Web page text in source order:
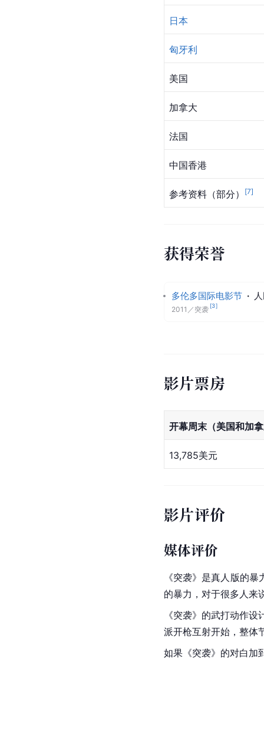
日本
匈牙利
美国
加拿大
法国
中国香港
参考资料（部分） [7]
获得荣誉
多伦多国际电影节 ·
2011 ／ 突袭 [3]
影片票房
开幕周末（美国和加
13,785美元
影片评价
媒体评价
《突袭》是真人版的
的暴力，对于很多人来
《突袭》的武打动作
派开枪互射开始，整体
如果《突袭》的对白加